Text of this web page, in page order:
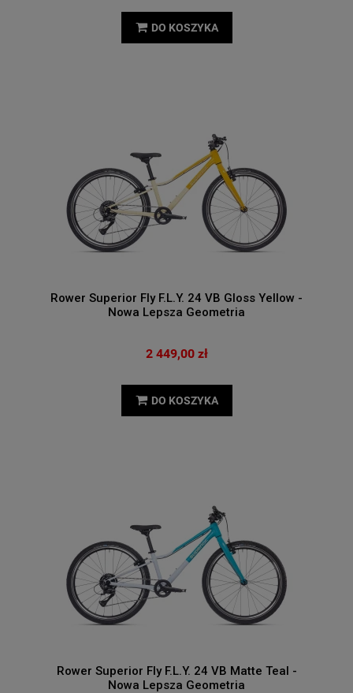
DO KOSZYKA
Rower Superior Fly F.L.Y. 24 VB Gloss Yellow -
Nowa Lepsza Geometria
2 449,00 zł
DO KOSZYKA
Rower Superior Fly F.L.Y. 24 VB Matte Teal -
Nowa Lepsza Geometria